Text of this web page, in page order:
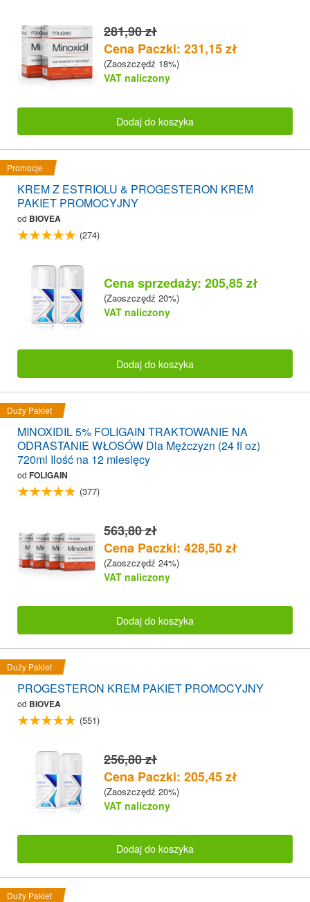
281,90 zł
Cena Paczki: 231,15 zł
(Zaoszczędź 18%)
VAT naliczony
Dodaj do koszyka
Promocje
KREM Z ESTRIOLU & PROGESTERON KREM
PAKIET PROMOCYJNY
od BIOVEA
(274)
Cena sprzedaży: 205,85 zł
(Zaoszczędź 20%)
VAT naliczony
Dodaj do koszyka
Duży Pakiet
MINOXIDIL 5% FOLIGAIN TRAKTOWANIE NA
ODRASTANIE WŁOSÓW Dla Mężczyzn (24 fl oz)
720ml Ilość na 12 miesięcy
od FOLIGAIN
(377)
563,80 zł
Cena Paczki: 428,50 zł
(Zaoszczędź 24%)
VAT naliczony
Dodaj do koszyka
Duży Pakiet
PROGESTERON KREM PAKIET PROMOCYJNY
od BIOVEA
(551)
256,80 zł
Cena Paczki: 205,45 zł
(Zaoszczędź 20%)
VAT naliczony
Dodaj do koszyka
Duży Pakiet